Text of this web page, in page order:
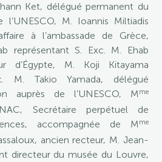
Ket, délégué permanent du
l’UNESCO, M. Ioannis Miltiadis
à l’ambassade de Grèce,
représentant S. Exc. M. Ehab
d’Égypte, M. Koji Kitayama
M. Takio Yamada, délégué
auprès de l’UNESCO, Mme
Secrétaire perpétuel de
accompagnée de Mme
ancien recteur, M. Jean-
directeur du musée du Louvre,